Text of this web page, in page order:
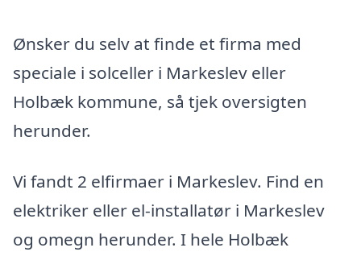
Ønsker du selv at finde et firma med
speciale i solceller i Markeslev eller
Holbæk kommune, så tjek oversigten
herunder.
Vi fandt 2 elfirmaer i Markeslev. Find en
elektriker eller el-installatør i Markeslev
og omegn herunder. I hele Holbæk